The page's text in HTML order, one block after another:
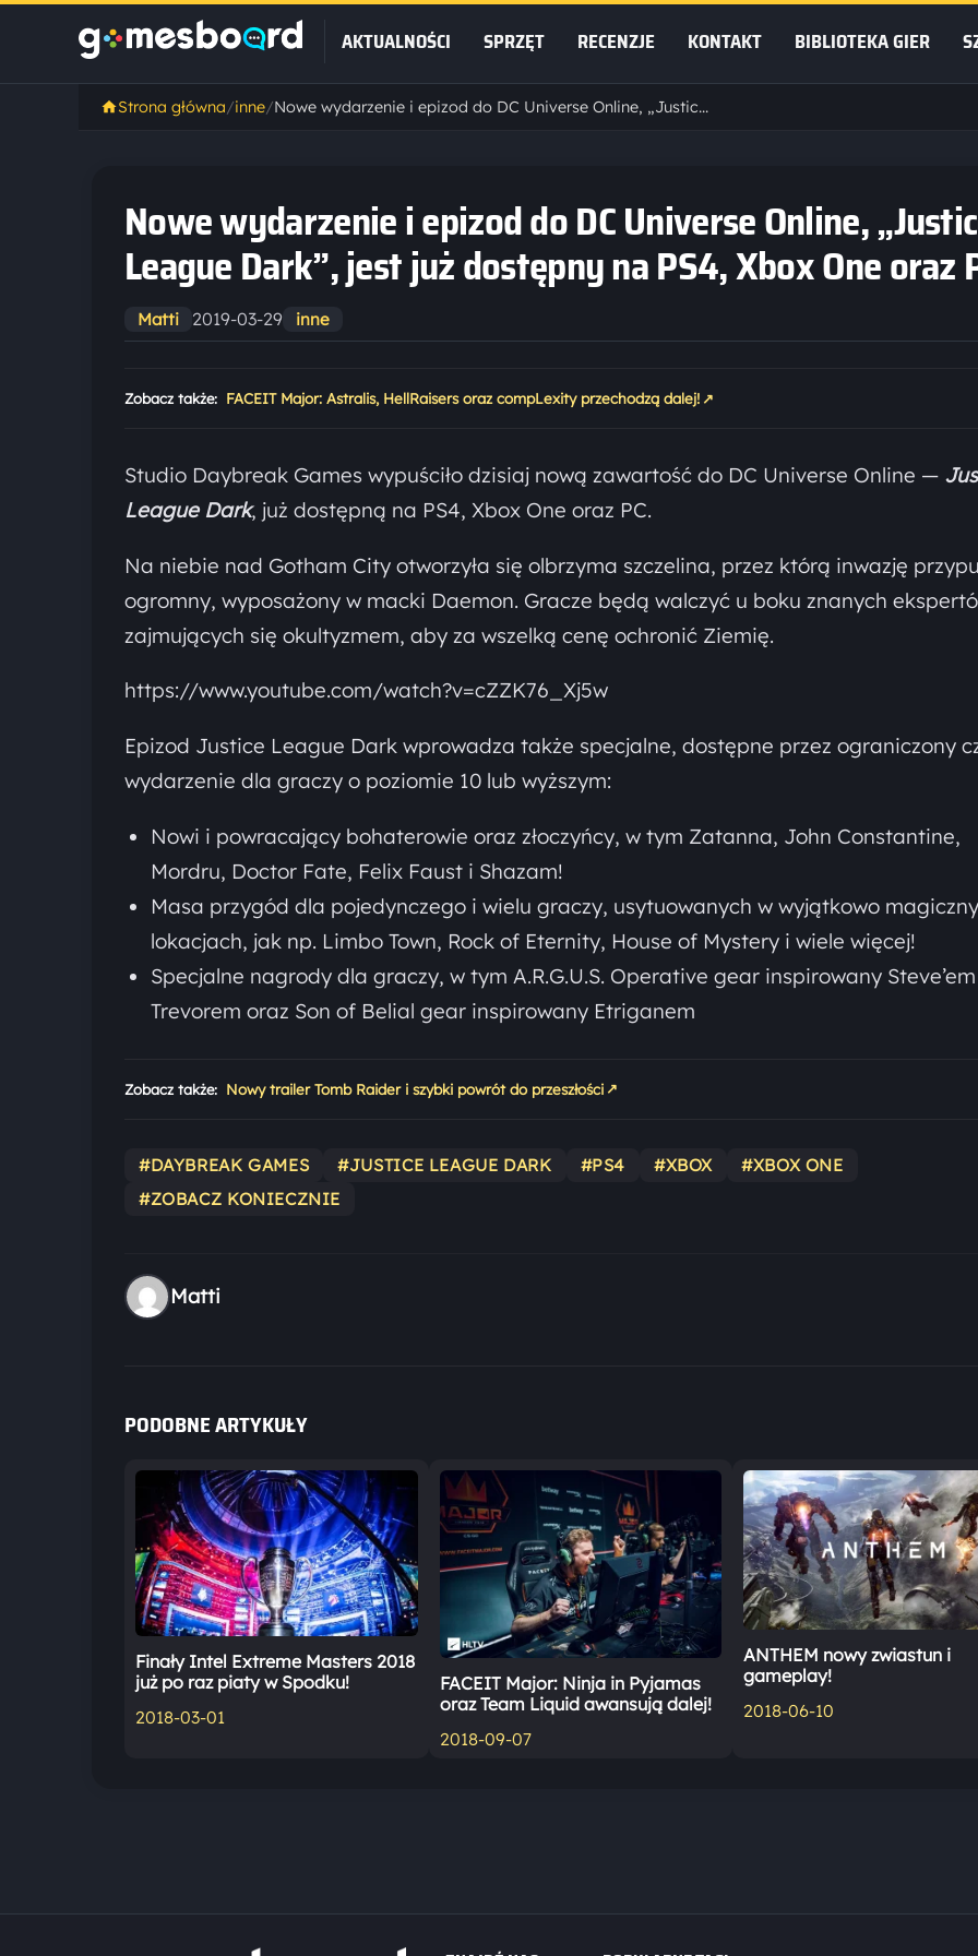
AKTUALNOŚCI SPRZĘT RECENZJE KONTAKT BIBLIOTEKA GIER
Strona główna/inne/ Nowe wydarzenie i epizod do DC Universe Online, „Justice League Dark”, jest już dostępny na PS4, Xbox One oraz PC
Nowe wydarzenie i epizod do DC Universe Online,
League Dark”, jest już dostępny na PS4, Xbox One oraz
Matti 2019-03-29 inne
Zobacz także: FACEIT Major: Astralis, HellRaisers oraz compLexity przechodzą dalej! ↗
Studio Daybreak Games wypuściło dzisiaj nową zawartość do DC Universe Online —
League Dark, już dostępną na PS4, Xbox One oraz PC.
Na niebie nad Gotham City otworzyła się olbrzyma szczelina, przez którą inwazję
ogromny, wyposażony w macki Daemon. Gracze będą walczyć u boku znanych
zajmujących się okultyzmem, aby za wszelką cenę ochronić Ziemię.
https://www.youtube.com/watch?v=cZZK76_Xj5w
Epizod Justice League Dark wprowadza także specjalne, dostępne przez ograniczony
wydarzenie dla graczy o poziomie 10 lub wyższym:
Nowi i powracający bohaterowie oraz złoczyńcy, w tym Zatanna, John Constantine,
Mordru, Doctor Fate, Felix Faust i Shazam!
Masa przygód dla pojedynczego i wielu graczy, usytuowanych w wyjątkowo
lokacjach, jak np. Limbo Town, Rock of Eternity, House of Mystery i wiele więcej!
Specjalne nagrody dla graczy, w tym A.R.G.U.S. Operative gear inspirowany Steve’em
Trevorem oraz Son of Belial gear inspirowany Etriganem
Zobacz także: Nowy trailer Tomb Raider i szybki powrót do przeszłości ↗
#DAYBREAK GAMES #JUSTICE LEAGUE DARK #PS4 #XBOX
#XBOX ONE
#ZOBACZ KONIECZNIE
Matti
PODOBNE ARTYKUŁY
Finały Intel Extreme Masters 2018
już po raz piaty w Spodku!
2018-03-01
FACEIT Major: Ninja in Pyjamas
oraz Team Liquid awansują dalej!
2018-09-07
ANTHEM nowy zwiastun i
gameplay!
2018-06-10